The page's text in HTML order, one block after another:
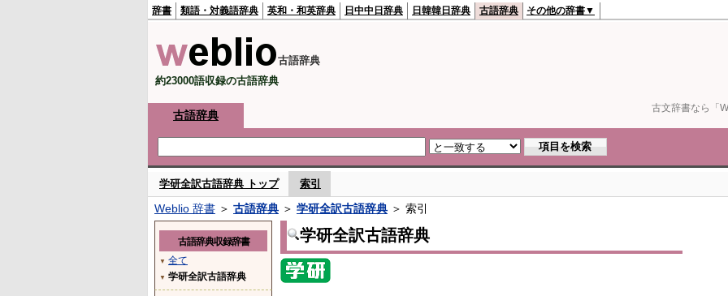
古文辞書なら「
辞書 類語・対義語辞典 英和・和英辞典 日中中日辞典 日韓韓日辞典 古語辞典 その他の辞書▼
古語辞典
約23000語収録の古語辞典
古語辞典
学研全訳古語辞典 トップ 索引
Weblio 辞書 ＞ 古語辞典 ＞ 学研全訳古語辞典 ＞ 索引
学研全訳古語辞典
古語辞典収録辞書
▼ 全て
▼ 学研全訳古語辞典